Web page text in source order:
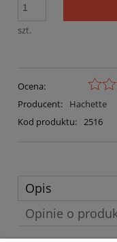
szt.
Ocena:
Producent:
Hachette
Kod produktu: 2516
Opis
Opinie o